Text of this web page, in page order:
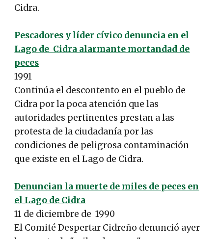
Cidra.
Pescadores y líder cívico denuncia en el
Lago de Cidra alarmante mortandad de
peces
1991
Continúa el descontento en el pueblo de
Cidra por la poca atención que las
autoridades pertinentes prestan a las
protesta de la ciudadanía por las
condiciones de peligrosa contaminación
que existe en el Lago de Cidra.
Denuncian la muerte de miles de peces en
el Lago de Cidra
11 de diciembre de 1990
El Comité Despertar Cidreño denunció ayer